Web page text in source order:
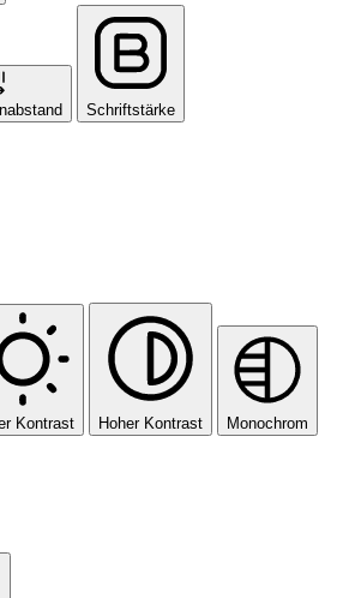
Schriftstärke
Kontrast Hoher Kontrast Monochrom